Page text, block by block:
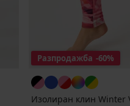
Разпродажба -60%
Изолиран клин Winter